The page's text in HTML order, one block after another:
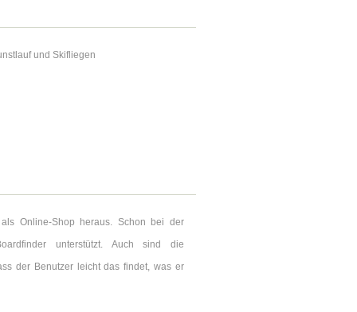
und Skifliegen
Online-Shop heraus. Schon bei der
unterstützt. Auch sind die
der Benutzer leicht das findet, was er